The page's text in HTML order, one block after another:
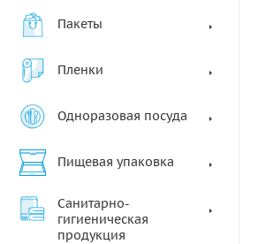
Пакеты
Пленки
Одноразовая посуда
Пищевая упаковка
Санитарно-
гигиеническая
продукция